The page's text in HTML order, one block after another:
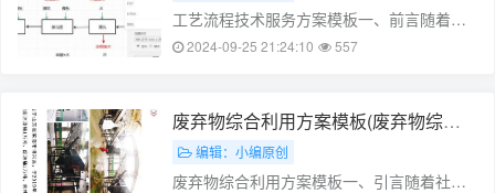
工艺流程技术服务方案模板一、前言随着经
济的快速发展，各行各业对生产效率的要求
务。为此，我们提供工艺流程技术服务方
案，帮助企业优化生产流程，提高生产效
率，降低……
2024-09-25 21:24:10 557
废弃物综合利用方案模板(废弃物综合
利用率)
编辑：小编原创
废弃物综合利用方案模板一、引言随着社会